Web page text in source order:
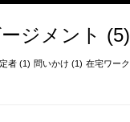
ジメント (5)
者(1) 問いかけ (1) 在宅ワーク